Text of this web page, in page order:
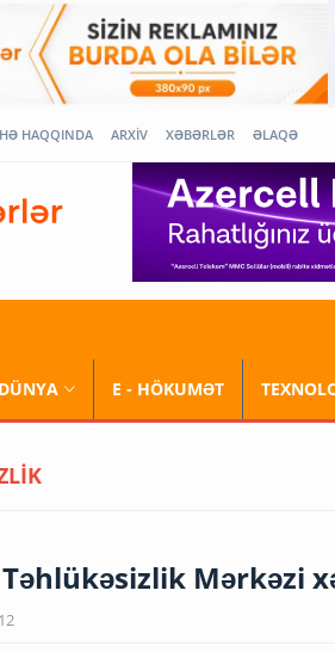
HAQQINDA ARXİV XƏBƏRLƏR ƏLAQƏ
E - HÖKUMƏT
Mərkəzi